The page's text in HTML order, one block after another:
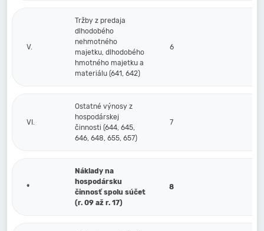
V.
Tržby z predaja
dlhodobého
nehmotného
majetku, dlhodobého
hmotného majetku a
materiálu (641, 642)
6
VI.
Ostatné výnosy z
hospodárskej
činnosti (644, 645,
646, 648, 655, 657)
7
*
Náklady na
hospodársku
činnosť spolu súčet
(r. 09 až r. 17)
8